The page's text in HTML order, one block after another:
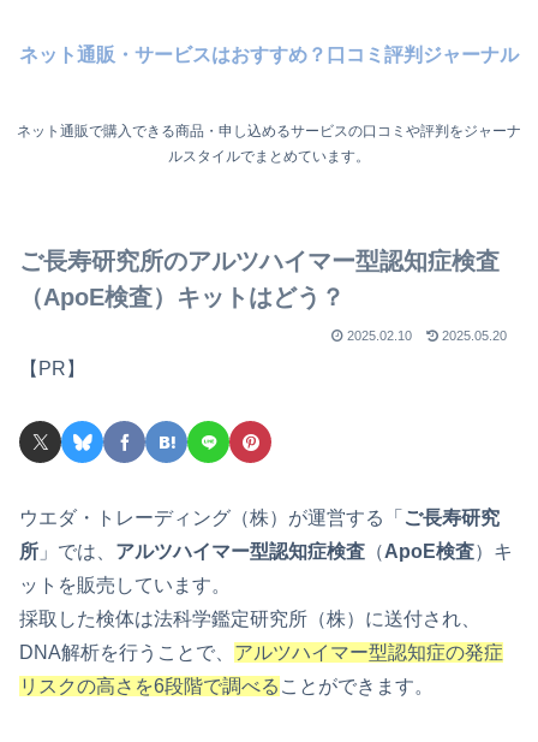
ネット通販・サービスはおすすめ？口コミ評判ジャーナル
ネット通販で購入できる商品・申し込めるサービスの口コミや評判をジャーナ
ルスタイルでまとめています。
ご長寿研究所のアルツハイマー型認知症検査
（ApoE検査）キットはどう？
2025.02.10 2025.05.20
【PR】
ウエダ・トレーディング（株）が運営する「 ご長寿研究
所 」では、 アルツハイマー型認知症検査 （ApoE検査）キ
ットを販売しています。
採取した検体は法科学鑑定研究所（株）に送付され、
DNA解析を行うことで、 アルツハイマー型認知症の発症
リスクの高さを6段階で調べる ことができます。